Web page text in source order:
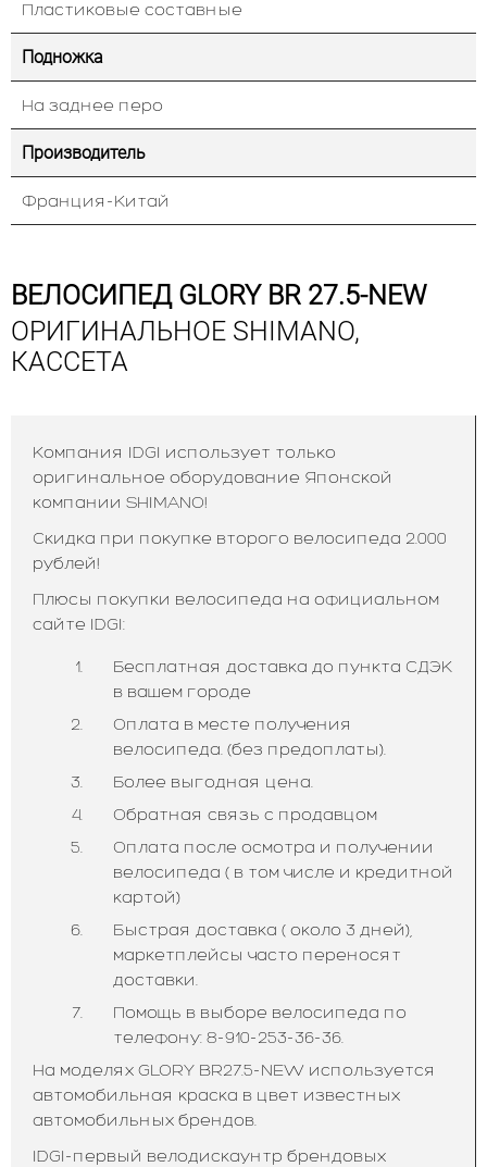
Пластиковые составные
Подножка
На заднее перо
Производитель
Франция-Китай
ВЕЛОСИПЕД GLORY BR 27.5-NEW
ОРИГИНАЛЬНОЕ SHIMANO,
КАССЕТА
Компания IDGI использует только
оригинальное оборудование Японской
компании SHIMANO!
Скидка при покупке второго велосипеда 2.000
рублей!
Плюсы покупки велосипеда на официальном
сайте IDGI:
Бесплатная доставка до пункта СДЭК
в вашем городе
Оплата в месте получения
велосипеда. (без предоплаты).
Более выгодная цена.
Обратная связь с продавцом
Оплата после осмотра и получении
велосипеда ( в том числе и кредитной
картой)
Быстрая доставка ( около 3 дней),
маркетплейсы часто переносят
доставки.
Помощь в выборе велосипеда по
телефону: 8-910-253-36-36.
На моделях GLORY BR27.5-NEW используется
автомобильная краска в цвет известных
автомобильных брендов.
IDGI-первый велодискаунтр брендовых